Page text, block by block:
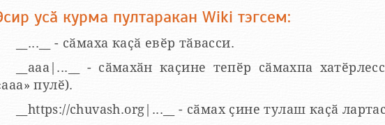
усӑ курма пултаракан Wiki тэгсем:
__...__ - сӑмаха каҫӑ евӗр тӑвасси.
__aaa|...__ - сӑмахӑн каҫине тепӗр сӑмахпа
пулӗ).
__https://chuvash.org|...__ - сӑмах ҫине тулаш каҫӑ